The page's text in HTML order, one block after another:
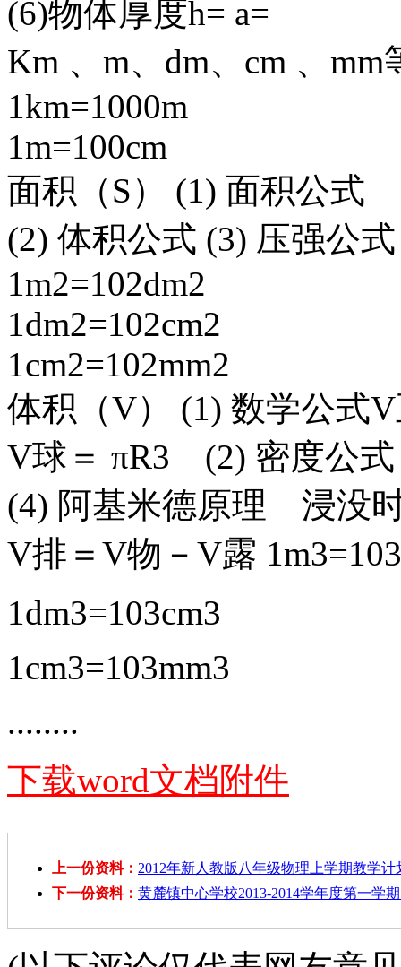
(6)物体厚度h= a=
Km 、m、dm、cm 、mm
1km=1000m
1m=100cm
面积（S） (1) 面积公式
(2) 体积公式 (3) 压强公
1m2=102dm2
1dm2=102cm2
1cm2=102mm2
体积（V） (1) 数学公式
V球＝ πR3 (2) 密度公
(4) 阿基米德原理 浸没
V排＝V物－V露
1dm3=103cm3
1cm3=103mm3
........
下载word文档附件
上一份资料： 2012年新人教版八年级物理上学期教学计
下一份资料： 黄麓镇中心学校2013-2014学年度第一学